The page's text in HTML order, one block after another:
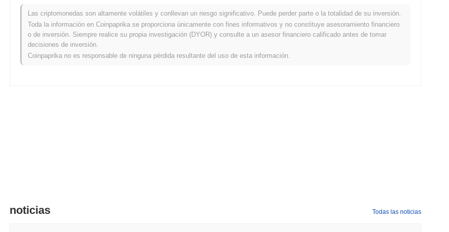
¿Cómo se está desempeñando Simba Coin en comparación con el mercado cripto en general?
En los últimos 7 días, Simba Coin ha ganó 0.00%, quedando por debajo del mercado cripto general que registró una ganancia del
0.90%. Esto indica un retraso temporal en la acción del precio de SIMBA en relación con el impulso del mercado más amplio.
Las criptomonedas son altamente volátiles y conllevan un riesgo significativo. Puede perder parte o la totalidad de su inversión.
Toda la información en Coinpaprika se proporciona únicamente con fines informativos y no constituye asesoramiento financiero
o de inversión. Siempre realice su propia investigación (DYOR) y consulte a un asesor financiero calificado antes de tomar
decisiones de inversión.
Coinpaprika no es responsable de ninguna pérdida resultante del uso de esta información.
noticias Todas las noticias